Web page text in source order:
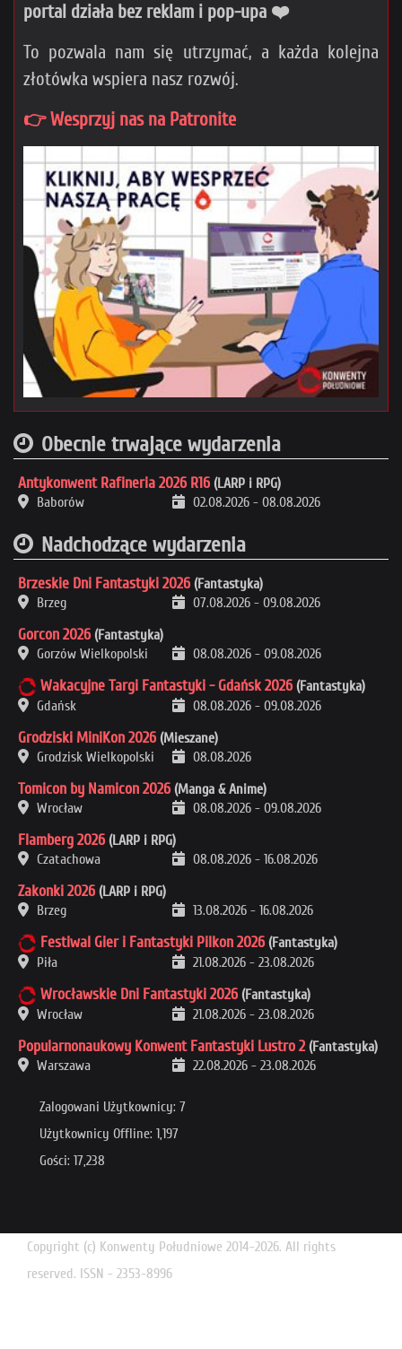
portal działa bez reklam i pop-upa ❤️
To pozwala nam się utrzymać, a każda kolejna
złotówka wspiera nasz rozwój.
👉 Wesprzyj nas na Patronite
Obecnie trwające wydarzenia
Antykonwent Rafineria 2026 R16 (LARP i RPG)
Baborów
02.08.2026 - 08.08.2026
Nadchodzące wydarzenia
Brzeskie Dni Fantastyki 2026 (Fantastyka)
Brzeg
07.08.2026 - 09.08.2026
Gorcon 2026 (Fantastyka)
Gorzów Wielkopolski
08.08.2026 - 09.08.2026
Wakacyjne Targi Fantastyki - Gdańsk 2026 (Fantastyka)
Gdańsk
08.08.2026 - 09.08.2026
Grodziski MiniKon 2026 (Mieszane)
Grodzisk Wielkopolski
08.08.2026
Tomicon by Namicon 2026 (Manga & Anime)
Wrocław
08.08.2026 - 09.08.2026
Flamberg 2026 (LARP i RPG)
Czatachowa
08.08.2026 - 16.08.2026
Zakonki 2026 (LARP i RPG)
Brzeg
13.08.2026 - 16.08.2026
Festiwal Gier i Fantastyki Pilkon 2026 (Fantastyka)
Piła
21.08.2026 - 23.08.2026
Wrocławskie Dni Fantastyki 2026 (Fantastyka)
Wrocław
21.08.2026 - 23.08.2026
Popularnonaukowy Konwent Fantastyki Lustro 2 (Fantastyka)
Warszawa
22.08.2026 - 23.08.2026
Zalogowani Użytkownicy: 7
Użytkownicy Offline: 1,197
Gości: 17,238
Copyright (c) Konwenty Południowe 2014-2026. All rights
reserved. ISSN - 2353-8996